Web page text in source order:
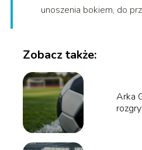
unoszenia bokiem, do
Zobacz także:
Arka